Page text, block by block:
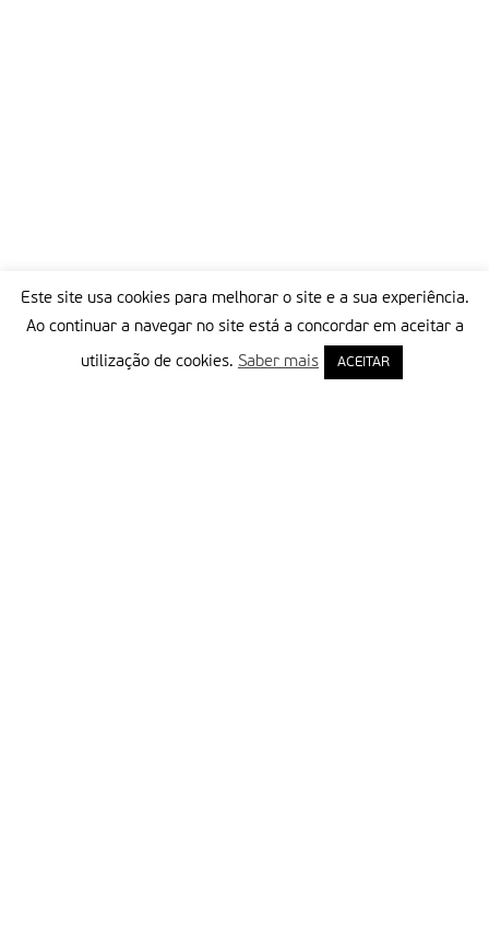
Este site usa cookies para melhorar o site e a sua experiência.
Ao continuar a navegar no site está a concordar em aceitar a
utilização de cookies. Saber mais ACEITAR